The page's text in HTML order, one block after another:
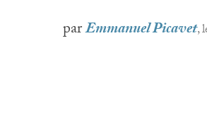
parEmmanuel Picavet,